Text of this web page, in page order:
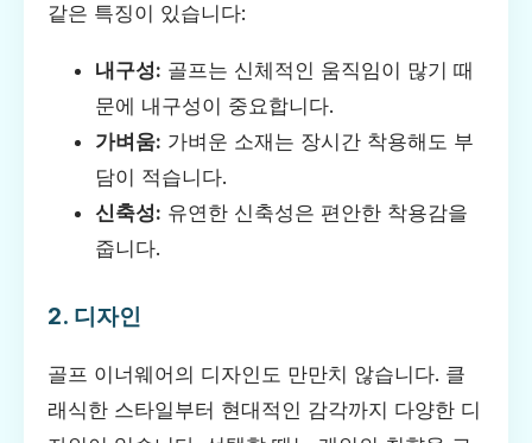
같은 특징이 있습니다:
내구성: 골프는 신체적인 움직임이 많기 때
문에 내구성이 중요합니다.
가벼움: 가벼운 소재는 장시간 착용해도 부
담이 적습니다.
신축성: 유연한 신축성은 편안한 착용감을
줍니다.
2. 디자인
골프 이너웨어의 디자인도 만만치 않습니다. 클
래식한 스타일부터 현대적인 감각까지 다양한 디